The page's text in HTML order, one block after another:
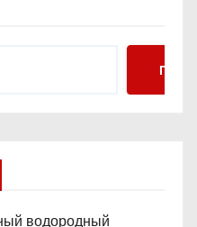
Поиск
водородный